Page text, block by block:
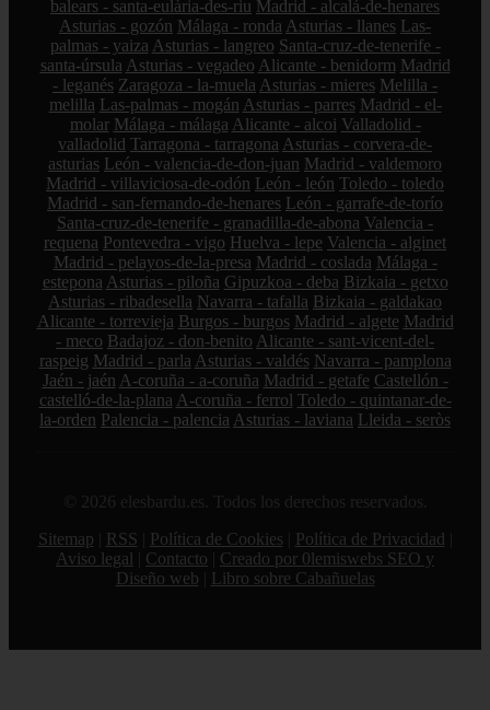
balears - santa-eulària-des-riu Madrid - alcalá-de-henares
Asturias - gozón Málaga - ronda Asturias - llanes Las-
palmas - yaiza Asturias - langreo Santa-cruz-de-tenerife -
santa-úrsula Asturias - vegadeo Alicante - benidorm Madrid
- leganés Zaragoza - la-muela Asturias - mieres Melilla -
melilla Las-palmas - mogán Asturias - parres Madrid - el-
molar Málaga - málaga Alicante - alcoi Valladolid -
valladolid Tarragona - tarragona Asturias - corvera-de-
asturias León - valencia-de-don-juan Madrid - valdemoro
Madrid - villaviciosa-de-odón León - león Toledo - toledo
Madrid - san-fernando-de-henares León - garrafe-de-torío
Santa-cruz-de-tenerife - granadilla-de-abona Valencia -
requena Pontevedra - vigo Huelva - lepe Valencia - alginet
Madrid - pelayos-de-la-presa Madrid - coslada Málaga -
estepona Asturias - piloña Gipuzkoa - deba Bizkaia - getxo
Asturias - ribadesella Navarra - tafalla Bizkaia - galdakao
Alicante - torrevieja Burgos - burgos Madrid - algete Madrid
- meco Badajoz - don-benito Alicante - sant-vicent-del-
raspeig Madrid - parla Asturias - valdés Navarra - pamplona
Jaén - jaén A-coruña - a-coruña Madrid - getafe Castellón -
castelló-de-la-plana A-coruña - ferrol Toledo - quintanar-de-
la-orden Palencia - palencia Asturias - laviana Lleida - seròs
© 2026 elesbardu.es. Todos los derechos reservados.
Sitemap
RSS Política de Cookies Política de Privacidad
Aviso legal
Contacto
Creado por 0lemiswebs SEO y
Diseño web
Libro sobre Cabañuelas